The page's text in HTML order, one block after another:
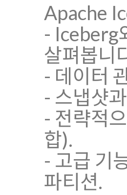
Apache
- Iceberg
살펴봅니
- 데이터
- 스냅샷
- 전략적
합).
- 고급 기
파티션.